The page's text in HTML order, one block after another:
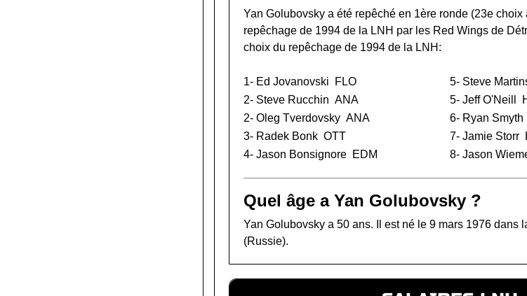
Yan Golubovsky a été repêché en 1ère ronde (23e choix
repêchage de 1994 de la LNH par les Red Wings de
choix du repêchage de 1994 de la LNH:
1- Ed Jovanovski
FLO
2- Steve Rucchin ANA
2- Oleg Tverdovsky ANA
3- Radek Bonk OTT
4- Jason Bonsignore EDM
5- Steve
5-Jeff O'Neill
6- Ryan Smyth
7-Jamie Storr
8-Jason
Quel âge a Yan Golubovsky ?
Yan Golubovsky a 50 ans. Il est né le 9 mars 1976 dans
(Russie).